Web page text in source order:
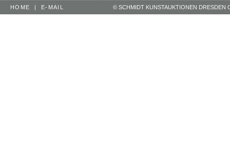
HOME | E-MAIL © SCHMIDT KUNSTAUKTIONEN DRESDEN